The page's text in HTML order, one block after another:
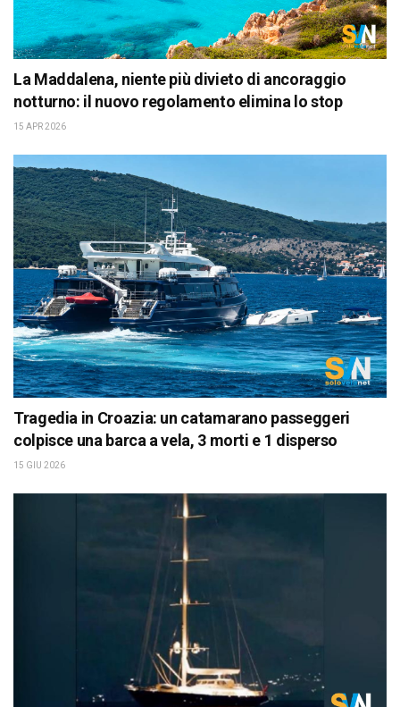
La Maddalena, niente più divieto di ancoraggio
notturno: il nuovo regolamento elimina lo stop
15 APR 2026
Tragedia in Croazia: un catamarano passeggeri
colpisce una barca a vela, 3 morti e 1 disperso
15 GIU 2026